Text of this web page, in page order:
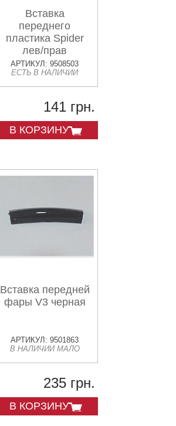
Вставка
переднего
пластика Spider
лев/прав
АРТИКУЛ: 9508503
ЕСТЬ В НАЛИЧИИ
141 грн.
В КОРЗИНУ
Вставка передней
фары V3 черная
АРТИКУЛ: 9501863
В НАЛИЧИИ МАЛО
235 грн.
В КОРЗИНУ